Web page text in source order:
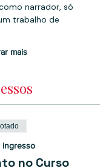
narrador, só
trabalho de
mais
ingresso
no Curso